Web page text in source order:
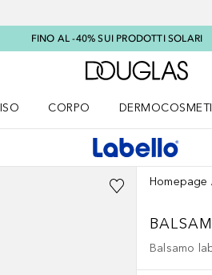
FINO AL -40% SUI PRODOTTI SOLARI
A
CORPO
Homepage
Balsamo